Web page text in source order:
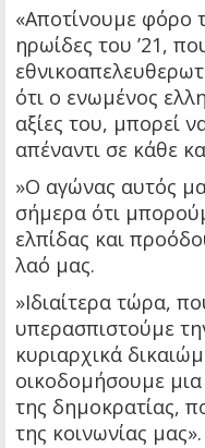
«Αποτίνουμε φόρο
ηρωίδες του ’21,
ότι ο ενωμένος
αξίες του, μπορεί
απέναντι σε κάθε
»Ο αγώνας αυτός
σήμερα ότι
ελπίδας και
λαό μας.
»Ιδιαίτερα τώρα,
υπερασπιστούμε
κυριαρχικά
οικοδομήσουμε
της δημοκρατίας,
της κοινωνίας μας».